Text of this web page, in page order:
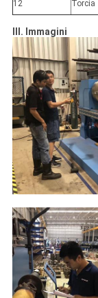
12 Torcia
III. Immagini